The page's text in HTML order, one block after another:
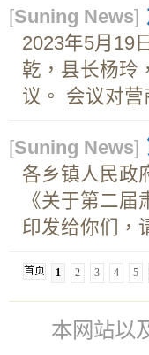
[Suning News]
2023年5月19
乾，县长杨玲
议。 会议对
[Suning News]
各乡镇人民政
《关于第二
印发给你们，
首页 1 2 3 4 5
本网站以